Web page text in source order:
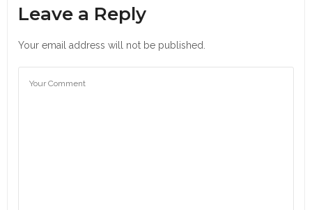
Leave a Reply
Your email address will not be published.